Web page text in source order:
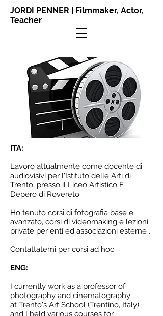
JORDI PENNER | Filmmaker, Actor,
Teacher
ITA:
Lavoro attualmente come docente di
audiovisivi per l'Istituto delle Arti di
Trento, presso il Liceo Artistico F.
Depero di Rovereto.
Ho tenuto corsi di fotografia base e
avanzato, corsi di videomaking e lezioni
private per enti ed associazioni esterne .
Contattatemi per corsi ad hoc.
ENG:
I currently work as a professor of
photography and cinematography
at Trento's Art School (Trentino, Italy)
and I held various courses for